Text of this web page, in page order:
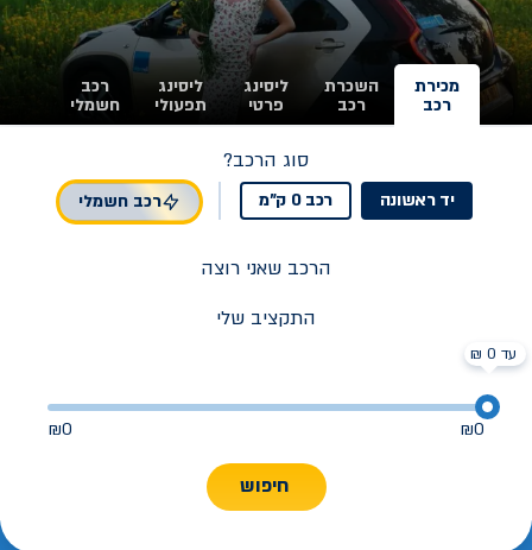
מכירת
רכב
השכרת
רכב
ליסינג
פרטי
ליסינג
תפעולי
רכב
חשמלי
סוג הרכב?
יד ראשונה רכב 0 ק"מ רכב חשמלי
הרכב שאני רוצה
התקציב שלי
₪0
₪0
חיפוש
עד 0 ₪